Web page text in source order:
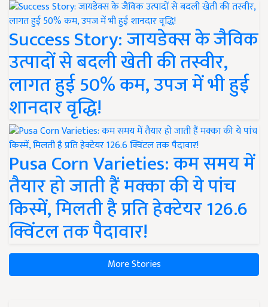
Success Story: जायडेक्स के जैविक
उत्पादों से बदली खेती की तस्वीर,
लागत हुई 50% कम, उपज में भी हुई
शानदार वृद्धि!
Pusa Corn Varieties: कम समय में
तैयार हो जाती हैं मक्का की ये पांच
किस्में, मिलती है प्रति हेक्टेयर 126.6
क्विंटल तक पैदावार!
More Stories